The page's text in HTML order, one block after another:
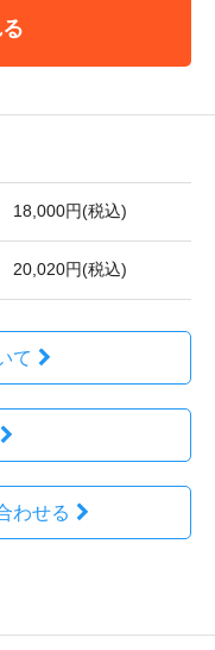
18,000円(税込)
20,020円(税込)
て
わせる